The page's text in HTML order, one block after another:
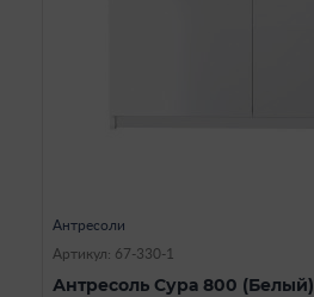
Антресоли
Артикул: 67-330-1
Антресоль Сура 800 (Белый)